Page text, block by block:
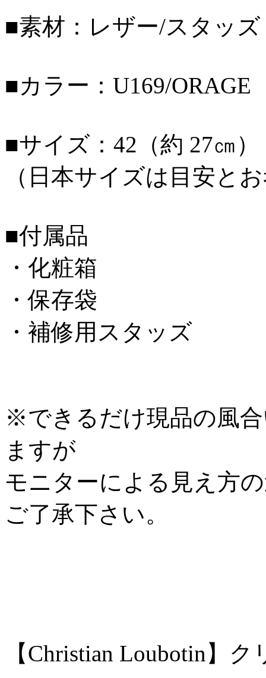
■素材：レザー/スタッズ
■カラー：U169/ORAGE
■サイズ：42（約 27㎝）
（日本サイズは目安と
■付属品
・化粧箱
・保存袋
・補修用スタッズ
※できるだけ現品の風
ますが
モニターによる見え方
ご了承下さい。
【Christian Loubotin】